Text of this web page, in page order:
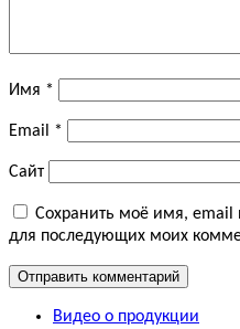
Имя *
Email *
Сайт
Сохранить моё имя, email
для последующих моих
Видео о продукции